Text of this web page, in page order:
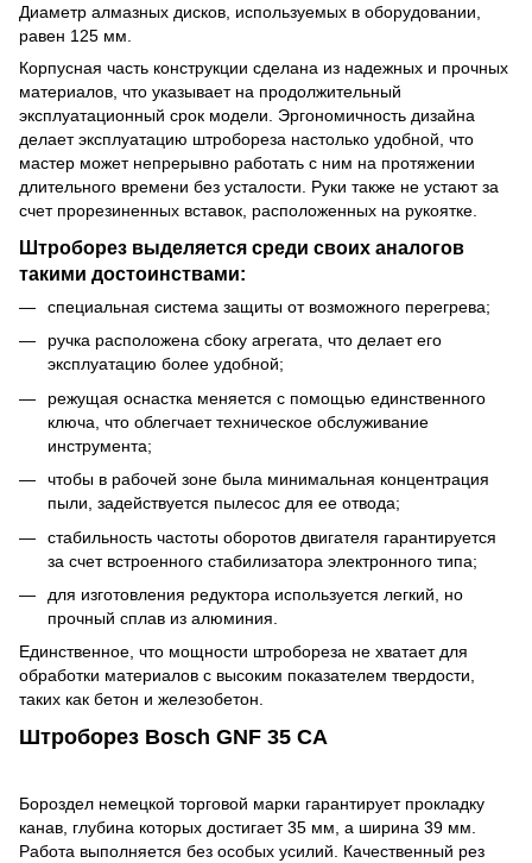
Диаметр алмазных дисков, используемых в оборудовании,
равен 125 мм.
Корпусная часть конструкции сделана из надежных и прочных
материалов, что указывает на продолжительный
эксплуатационный срок модели. Эргономичность дизайна
делает эксплуатацию штробореза настолько удобной, что
мастер может непрерывно работать с ним на протяжении
длительного времени без усталости. Руки также не устают за
счет прорезиненных вставок, расположенных на рукоятке.
Штроборез выделяется среди своих аналогов
такими достоинствами:
специальная система защиты от возможного перегрева;
ручка расположена сбоку агрегата, что делает его
эксплуатацию более удобной;
режущая оснастка меняется с помощью единственного
ключа, что облегчает техническое обслуживание
инструмента;
чтобы в рабочей зоне была минимальная концентрация
пыли, задействуется пылесос для ее отвода;
стабильность частоты оборотов двигателя гарантируется
за счет встроенного стабилизатора электронного типа;
для изготовления редуктора используется легкий, но
прочный сплав из алюминия.
Единственное, что мощности штробореза не хватает для
обработки материалов с высоким показателем твердости,
таких как бетон и железобетон.
Штроборез Bosch GNF 35 CA
Бороздел немецкой торговой марки гарантирует прокладку
канав, глубина которых достигает 35 мм, а ширина 39 мм.
Работа выполняется без особых усилий. Качественный рез